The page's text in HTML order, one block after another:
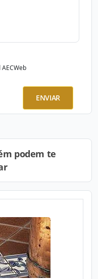
ENVIAR
podem te